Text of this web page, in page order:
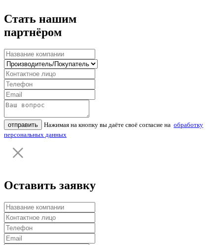
Стать нашим
партнёром
отправить Нажимая на кнопку вы даёте своё согласие на обработку
персональных данных
Оставить заявку